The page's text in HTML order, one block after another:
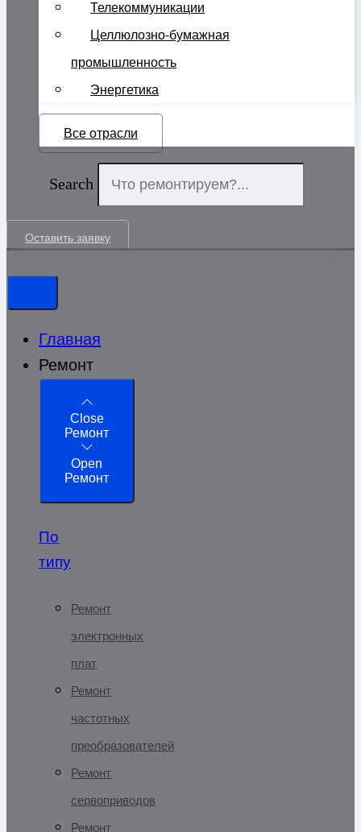
Телекоммуникации
Целлюлозно-бумажная
промышленность
Энергетика
Все отрасли
Search
Оставить заявку
Главная
Ремонт
Close
Ремонт
Open
Ремонт
По
типу
Ремонт
электронных
плат
Ремонт
частотных
преобразователей
Ремонт
сервоприводов
Ремонт